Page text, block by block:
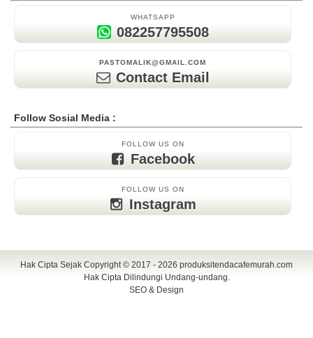
WHATSAPP
082257795508
PASTOMALIK@GMAIL.COM
Contact Email
Follow Sosial Media :
FOLLOW US ON
Facebook
FOLLOW US ON
Instagram
Hak Cipta Sejak Copyright © 2017 - 2026 produksitendacafemurah.com
Hak Cipta Dilindungi Undang-undang.
SEO & Design